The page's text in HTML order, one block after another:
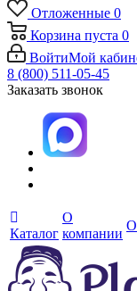
Отложенные 0
Корзина пуста 0
ВойтиМой
8 (800) 511-05-45
Заказать звонок
Каталог
О
компании